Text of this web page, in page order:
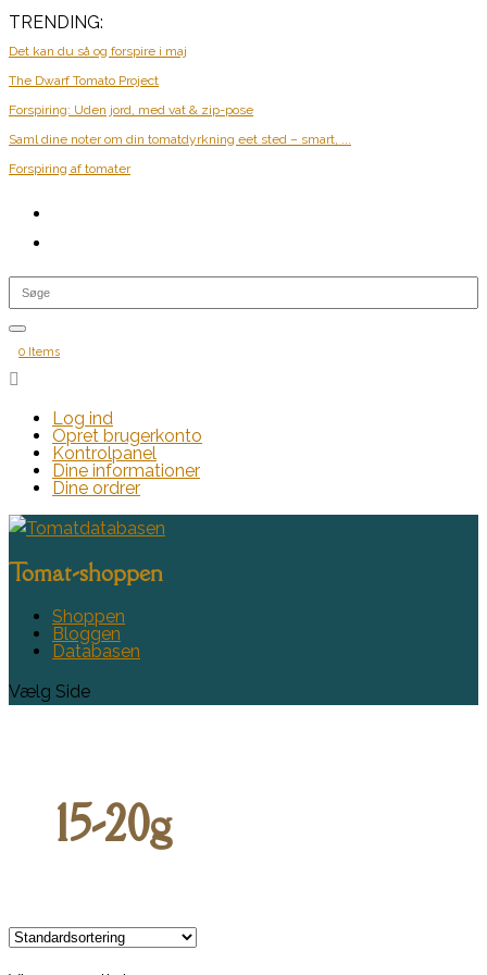
TRENDING:
Det kan du så og forspire i maj
The Dwarf Tomato Project
Forspiring: Uden jord, med vat & zip-pose
Saml dine noter om din tomatdyrkning eet sted – smart, ...
Forspiring af tomater
0 Items

Log ind
Opret brugerkonto
Kontrolpanel
Dine informationer
Dine ordrer
Tomat-shoppen
Shoppen
Bloggen
Databasen
Vælg Side
15-20g